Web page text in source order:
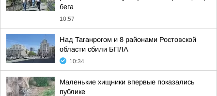
бега
10:57
Над Таганрогом и 8 районами Ростовской
области сбили БПЛА
10:34
Маленькие хищники впервые показались
публике